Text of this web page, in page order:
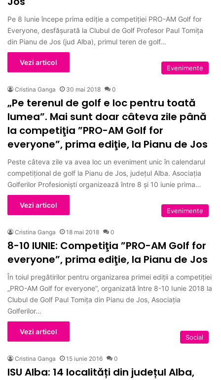
Pe 8 Iunie începe prima ediție a competiției PRO-AM Golf for
Everyone, desfășurată la Clubul de Golf Profesor Paul Tomița
din Pianu de Jos (jud Alba), primul teren de golf…
Vezi articol
Evenimente
Cristina Ganga 30 mai 2018 0
„Pe terenul de golf e loc pentru toată
lumea”. Mai sunt doar câteva zile până
la competiţia ”PRO-AM Golf for
everyone”, prima ediţie, la Pianu de Jos
Peste câteva zile va avea loc un eveniment unic în calendarul
competițional de golf la Pianu de Jos, județul Alba. Asociația
Golferilor Profesioniști organizează între 8 și 10 iunie prima…
Vezi articol
Evenimente
Cristina Ganga 18 mai 2018 0
8-10 IUNIE: Competiţia ”PRO-AM Golf for
everyone”, prima ediţie, la Pianu de Jos
În toiul pregătirilor pentru organizarea primei ediții a competiției
„PRO-AM Golf for everyone”, organizată între 8-10 Iunie 2018 la
Clubul de Golf Paul Tomița din Pianu de Jos, Asociația
Golferilor…
Vezi articol
Social
Cristina Ganga 15 iunie 2016 0
ISU Alba: 14 localități din județul Alba,